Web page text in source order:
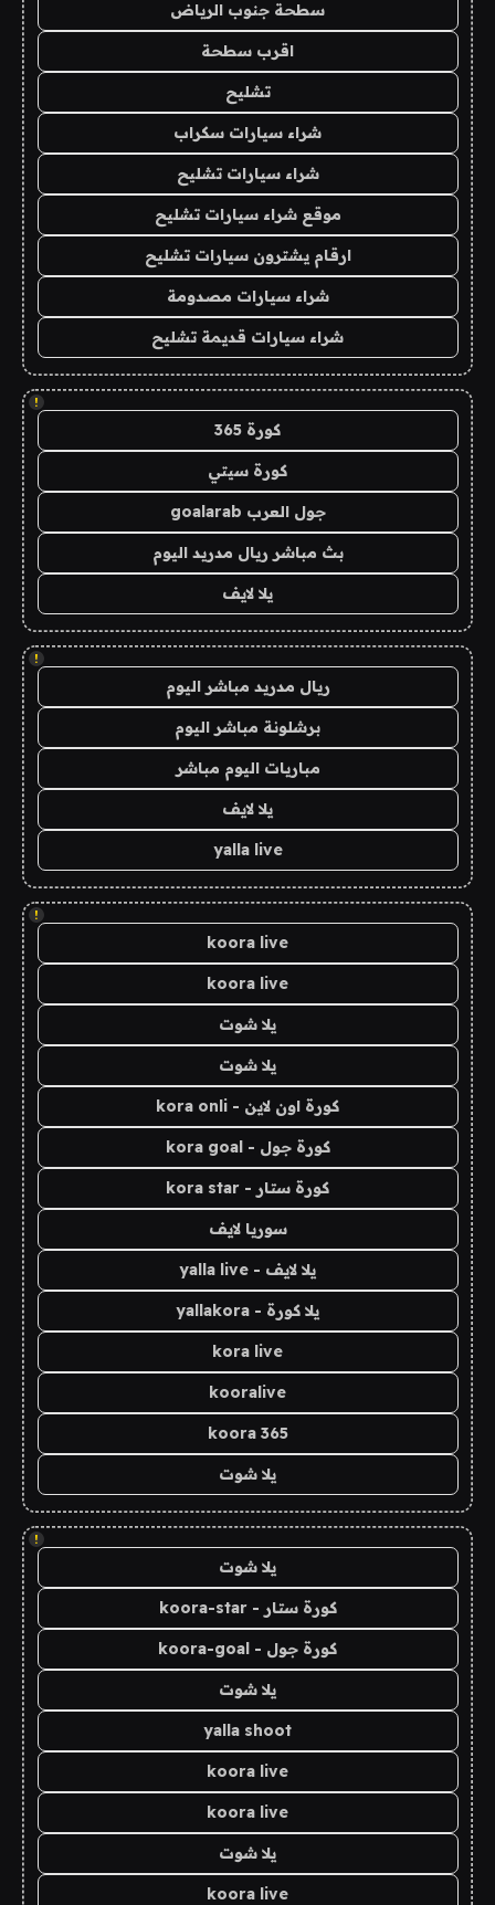
سطحة جنوب الرياض
اقرب سطحة
تشليح
شراء سيارات سكراب
شراء سيارات تشليح
موقع شراء سيارات تشليح
ارقام يشترون سيارات تشليح
شراء سيارات مصدومة
شراء سيارات قديمة تشليح
!
كورة 365
كورة سيتي
جول العرب goalarab
بث مباشر ريال مدريد اليوم
يلا لايف
!
ريال مدريد مباشر اليوم
برشلونة مباشر اليوم
مباريات اليوم مباشر
يلا لايف
yalla live
!
koora live
koora live
يلا شوت
يلا شوت
كورة اون لاين - kora onli
كورة جول - kora goal
كورة ستار - kora star
سوريا لايف
يلا لايف - yalla live
يلا كورة - yallakora
kora live
kooralive
koora 365
يلا شوت
!
يلا شوت
كورة ستار - koora-star
كورة جول - koora-goal
يلا شوت
yalla shoot
koora live
koora live
يلا شوت
koora live